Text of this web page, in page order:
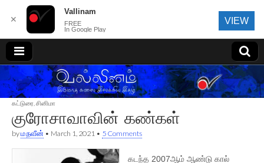
வல்லினம்
கட்டுரை சினிமா
குரோசாவாவின் கண்கள்
byம.நவீன் • March 1, 2021 • 5 Comments
கடந்த 2007ஆம் ஆண்டு கால்
✕
Vallinam
FREE
In Google Play
VIEW